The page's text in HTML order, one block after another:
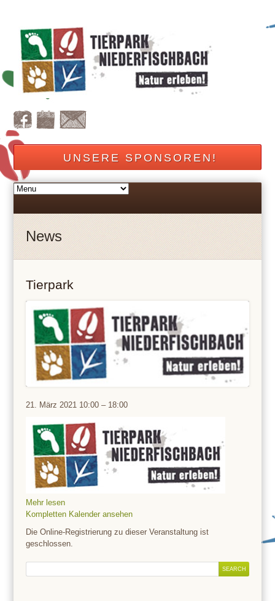
UNSERE SPONSOREN!
News
Tierpark
Tierpark
21. März 2021 10:00 – 18:00
Mehr lesen
Kompletten Kalender ansehen
Die Online-Registrierung zu dieser Veranstaltung ist
geschlossen.